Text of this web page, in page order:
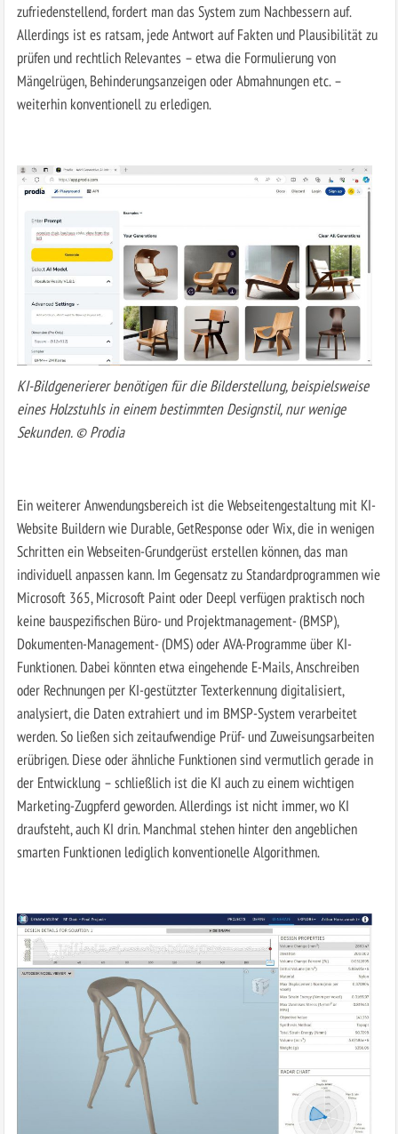
zufriedenstellend, fordert man das System zum Nachbessern auf.
Allerdings ist es ratsam, jede Antwort auf Fakten und Plausibilität zu
prüfen und rechtlich Relevantes – etwa die Formulierung von
Mängelrügen, Behinderungsanzeigen oder Abmahnungen etc. –
weiterhin konventionell zu erledigen.
KI-Bildgenerierer benötigen für die Bilderstellung, beispielsweise
eines Holzstuhls in einem bestimmten Designstil, nur wenige
Sekunden. © Prodia
Ein weiterer Anwendungsbereich ist die Webseitengestaltung mit KI-
Website Buildern wie Durable, GetResponse oder Wix, die in wenigen
Schritten ein Webseiten-Grundgerüst erstellen können, das man
individuell anpassen kann. Im Gegensatz zu Standardprogrammen wie
Microsoft 365, Microsoft Paint oder Deepl verfügen praktisch noch
keine bauspezifischen Büro- und Projektmanagement- (BMSP),
Dokumenten-Management- (DMS) oder AVA-Programme über KI-
Funktionen. Dabei könnten etwa eingehende E-Mails, Anschreiben
oder Rechnungen per KI-gestützter Texterkennung digitalisiert,
analysiert, die Daten extrahiert und im BMSP-System verarbeitet
werden. So ließen sich zeitaufwendige Prüf- und Zuweisungsarbeiten
erübrigen. Diese oder ähnliche Funktionen sind vermutlich gerade in
der Entwicklung – schließlich ist die KI auch zu einem wichtigen
Marketing-Zugpferd geworden. Allerdings ist nicht immer, wo KI
draufsteht, auch KI drin. Manchmal stehen hinter den angeblichen
smarten Funktionen lediglich konventionelle Algorithmen.